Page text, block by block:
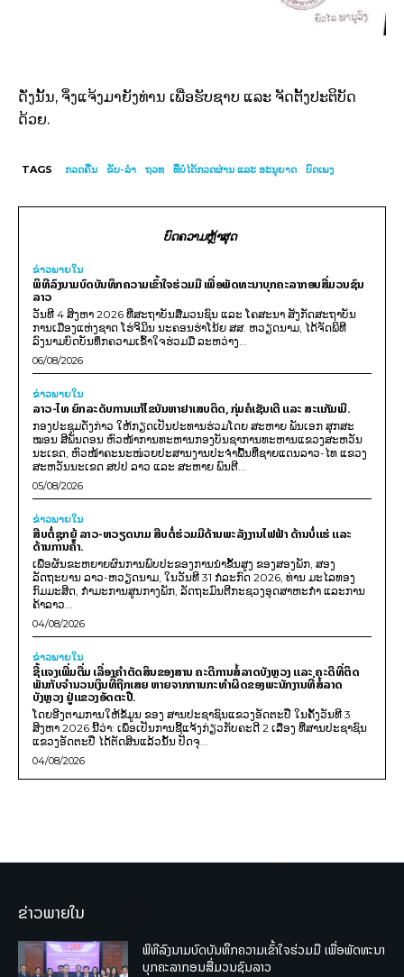
ດັ່ງນັ້ນ, ຈິ່ງແຈ້ງມາຍັງທ່ານ ເພື່ອຮັບຊາບ ແລະ ຈັດຕັ້ງປະຕິບັດ
ດ້ວຍ.
TAGS ກວດຄືນ ຂັບ-ລໍາ ຖວທ ທີ່ບໍ່ໄດ້ກວດຜ່ານ ແລະ ອະນຸຍາດ ບົດເພງ
ບົດຄວາມຫຼ້າສຸດ
ຂ່າວພາຍ​ໃນ
ພິທີລົງນາມບົດບັນທຶກຄວາມເຂົ້າໃຈຮ່ວມມື ເພື່ອພັດທະນາບຸກຄະລາກອນສື່ມວນຊົນ
ລາວ
ວັນທີ 4 ສິງຫາ 2026 ທີ່ສະຖາບັນສື່ມວນຊົນ ແລະ ໂຄສະນາ ສັງກັດສະຖາບັນ
ການເມືອງແຫ່ງຊາດ ໂຮ່ຈິມິນ ນະຄອນຮ່າໂນ້ຍ ສສ. ຫວຽດນາມ, ໄດ້ຈັດພິທີ
ລົງນາມບົດບັນທຶກຄວາມເຂົ້າໃຈຮ່ວມມື ລະຫວ່າງ...
06/08/2026
ຂ່າວພາຍ​ໃນ
ລາວ-ໄທ ຍົກລະດັບການແກ້ໄຂບັນຫາຢາເສບຕິດ, ກຸ່ມຄໍເຊັນເຕີ ແລະ ສະແກັມເມີ.
ກອງປະຊຸມດັ່ງກ່າວ ໃຫ້ກຽດເປັນປະທານຮ່ວມໂດຍ ສະຫາຍ ພັນເອກ ສຸກສະ
ໝອນ ສີພັນດອນ ຫົວໜ້າການທະຫານກອງບັນຊາການທະຫານແຂວງສະຫວັນ
ນະເຂດ, ຫົວໜ້າຄະນະໜ່ວຍປະສານງານປະຈຳພື້ນທີ່ຊາຍແດນລາວ-ໄທ ແຂວງ
ສະຫວັນນະເຂດ ສປປ ລາວ ແລະ ສະຫາຍ ພົນຕີ...
05/08/2026
ຂ່າວພາຍ​ໃນ
ສືບຕໍ່ຊຸກຍູ້ ລາວ-ຫວຽດນາມ ສືບຕໍ່ຮ່ວມມືດ້ານພະລັງງານໄຟຟ້າ ດ້ານບໍ່ແຮ່ ແລະ
ດ້ານການຄ້າ.
ເພື່ອຜັນຂະຫຍາຍຜົນການພົບປະຂອງການນຳຂັ້ນສູງ ຂອງສອງພັກ, ສອງ
ລັດຖະບານ ລາວ-ຫວຽດນາມ, ໃນວັນທີ 31 ກໍລະກົດ 2026, ທ່ານ ມະໄລທອງ
ກົມມະສິດ, ກຳມະການສູນກາງພັກ, ລັດຖະມົນຕີກະຊວງອຸດສາຫະກຳ ແລະການ
ຄ້າລາວ...
04/08/2026
ຂ່າວພາຍ​ໃນ
ຊີ້ແຈງເພີ່ມຕື່ມ ເລື່ອງຄໍາຕັດສິນຂອງສານ ຄະດີການສໍ້ລາດບັງຫຼວງ ແລະ ຄະດີທີ່ຕິດ
ພັນກັບຈຳນວນເງິນທີ່ຖືກເສຍ ຫາຍຈາກການກະທຳຜິດຂອງພະນັກງານທີ່ສໍ້ລາດ
ບັງຫຼວງ ຢູ່ແຂວງອັດຕະປື.
ໂດຍອີງຕາມການໃຫ້ຂໍ້ມູນ​ ຂອງ ສານປະຊາຊົນແຂວງອັດຕະປື ໃນຄັ້ງວັນທີ 3
ສິງຫາ 2026 ນີ້ວ່າ: ເພຶ່ອເປັນການຊີ້ແຈ້ງກ່ຽວກັບຄະດີ 2 ເລື່ອງ ທີ່ສານປະຊາຊົນ
ແຂວງອັດຕະປື ໄດ້ຕັດສິນແລ້ວນັ້ນ ປັດຈຸ...
04/08/2026
ຂ່າວພາຍໃນ
ພິທີລົງນາມບົດບັນທຶກຄວາມເຂົ້າໃຈຮ່ວມມື ເພື່ອພັດທະນາ
ບຸກຄະລາກອນສື່ມວນຊົນລາວ